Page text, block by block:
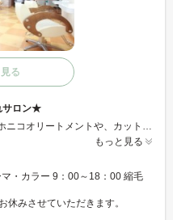
る
サロン★
傷んだ髪を内部から補修してくれるハホニコオリートメントや、カット、カラーなどリーズナブルな価格設定で通いやすいサロンを目指して運営してます♪ 独自にメーカーと提携する事で薬剤のクオリティを落とさずにプライスを抑えています☆だから髪にもお財布にも優しく気軽に試せます！！是非一度ご来店下さい☆
もっと見る
ラー 9：00～18：00 縮毛
休みさせていただきます。